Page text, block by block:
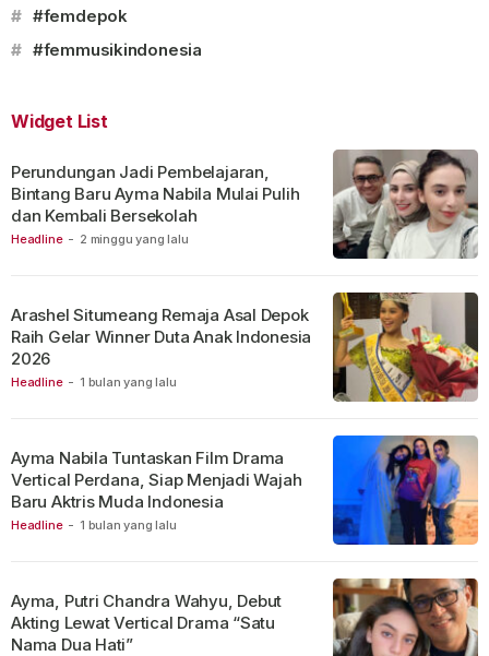
# #femdepok
# #femmusikindonesia
Widget List
Headline - 2 minggu yang lalu
Perundungan Jadi Pembelajaran,
Bintang Baru Ayma Nabila Mulai Pulih
dan Kembali Bersekolah
Headline - 1 bulan yang lalu
Arashel Situmeang Remaja Asal Depok
Raih Gelar Winner Duta Anak Indonesia
2026
Headline - 1 bulan yang lalu
Ayma Nabila Tuntaskan Film Drama
Vertical Perdana, Siap Menjadi Wajah
Baru Aktris Muda Indonesia
Ayma, Putri Chandra Wahyu, Debut
Akting Lewat Vertical Drama “Satu
Nama Dua Hati”